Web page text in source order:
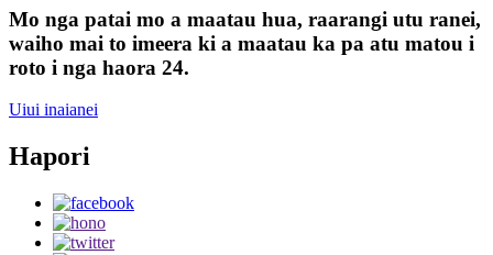
Mo nga patai mo a maatau hua, raarangi utu ranei,
waiho mai to imeera ki a maatau ka pa atu matou i
roto i nga haora 24.
Uiui inaianei
Hapori